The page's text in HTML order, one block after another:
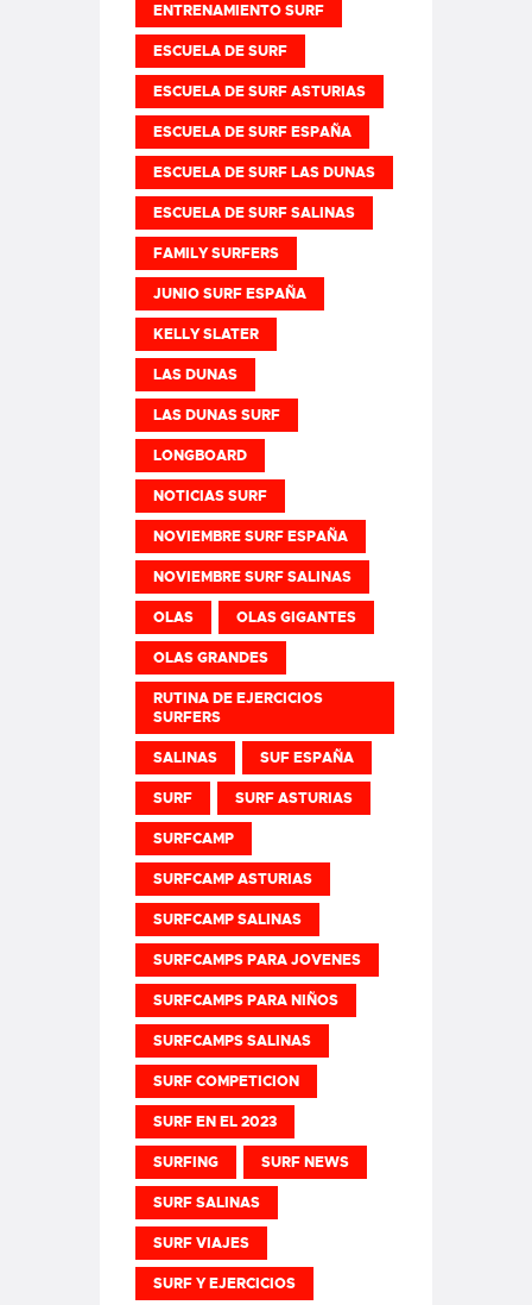
ENTRENAMIENTO SURF
ESCUELA DE SURF
ESCUELA DE SURF ASTURIAS
ESCUELA DE SURF ESPAÑA
ESCUELA DE SURF LAS DUNAS
ESCUELA DE SURF SALINAS
FAMILY SURFERS
JUNIO SURF ESPAÑA
KELLY SLATER
LAS DUNAS
LAS DUNAS SURF
LONGBOARD
NOTICIAS SURF
NOVIEMBRE SURF ESPAÑA
NOVIEMBRE SURF SALINAS
OLAS OLAS GIGANTES
OLAS GRANDES
RUTINA DE EJERCICIOS
SURFERS
SALINAS SUF ESPAÑA
SURF SURF ASTURIAS
SURFCAMP
SURFCAMP ASTURIAS
SURFCAMP SALINAS
SURFCAMPS PARA JOVENES
SURFCAMPS PARA NIÑOS
SURFCAMPS SALINAS
SURF COMPETICION
SURF EN EL 2023
SURFING SURF NEWS
SURF SALINAS
SURF VIAJES
SURF Y EJERCICIOS